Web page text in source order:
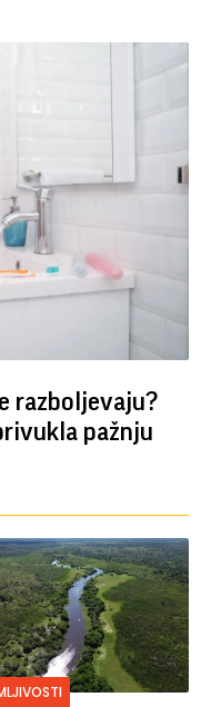
razboljevaju?
pažnju